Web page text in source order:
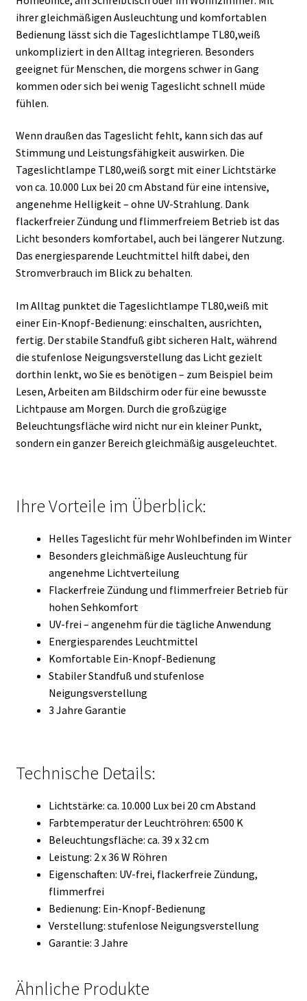
ihrer gleichmäßigen Ausleuchtung und komfortablen
Bedienung lässt sich die Tageslichtlampe TL80,weiß
unkompliziert in den Alltag integrieren. Besonders
geeignet für Menschen, die morgens schwer in Gang
kommen oder sich bei wenig Tageslicht schnell müde
fühlen.
Wenn draußen das Tageslicht fehlt, kann sich das auf
Stimmung und Leistungsfähigkeit auswirken. Die
Tageslichtlampe TL80,weiß sorgt mit einer Lichtstärke
von ca. 10.000 Lux bei 20 cm Abstand für eine intensive,
angenehme Helligkeit – ohne UV-Strahlung. Dank
flackerfreier Zündung und flimmerfreiem Betrieb ist das
Licht besonders komfortabel, auch bei längerer Nutzung.
Das energiesparende Leuchtmittel hilft dabei, den
Stromverbrauch im Blick zu behalten.
Im Alltag punktet die Tageslichtlampe TL80,weiß mit
einer Ein-Knopf-Bedienung: einschalten, ausrichten,
fertig. Der stabile Standfuß gibt sicheren Halt, während
die stufenlose Neigungsverstellung das Licht gezielt
dorthin lenkt, wo Sie es benötigen – zum Beispiel beim
Lesen, Arbeiten am Bildschirm oder für eine bewusste
Lichtpause am Morgen. Durch die großzügige
Beleuchtungsfläche wird nicht nur ein kleiner Punkt,
sondern ein ganzer Bereich gleichmäßig ausgeleuchtet.
Ihre Vorteile im Überblick:
Helles Tageslicht für mehr Wohlbefinden im Winter
Besonders gleichmäßige Ausleuchtung für
angenehme Lichtverteilung
Flackerfreie Zündung und flimmerfreier Betrieb für
hohen Sehkomfort
UV-frei – angenehm für die tägliche Anwendung
Energiesparendes Leuchtmittel
Komfortable Ein-Knopf-Bedienung
Stabiler Standfuß und stufenlose
Neigungsverstellung
3 Jahre Garantie
Technische Details:
Lichtstärke: ca. 10.000 Lux bei 20 cm Abstand
Farbtemperatur der Leuchtröhren: 6500 K
Beleuchtungsfläche: ca. 39 x 32 cm
Leistung: 2 x 36 W Röhren
Eigenschaften: UV-frei, flackerfreie Zündung,
flimmerfrei
Bedienung: Ein-Knopf-Bedienung
Verstellung: stufenlose Neigungsverstellung
Garantie: 3 Jahre
Ähnliche Produkte